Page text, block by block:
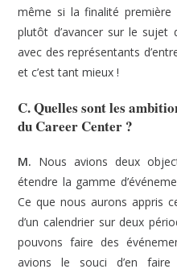
même si la finalité première
plutôt d’avancer sur le sujet
avec des représentants
et c’est tant mieux !
C. Quelles sont les
du Career Center ?
M. Nous avions deux
étendre la gamme
Ce que nous aurons appris
d’un calendrier sur deux
pouvons faire des
avions le souci d’en